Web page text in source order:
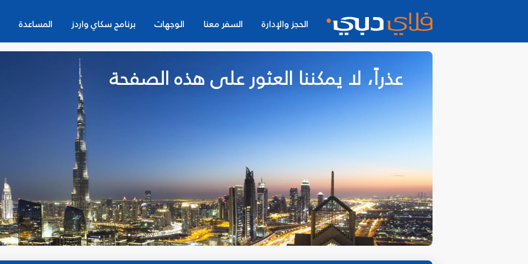
الحجز والإدارة السفر معنا الوجهات برنامج سكاي واردز المساعدة
عذراً، لا يمكننا العثور على هذه الصفحة